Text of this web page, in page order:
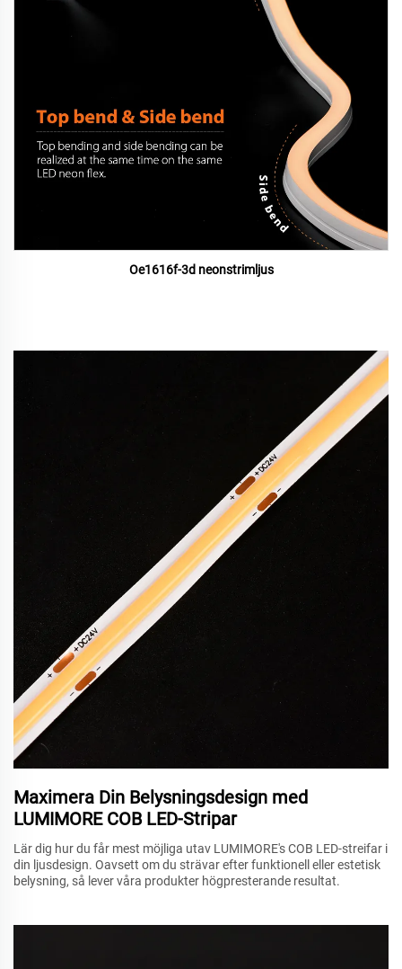
Oe1616f-3d neonstrimljus
Maximera Din Belysningsdesign med
LUMIMORE COB LED-Stripar
Lär dig hur du får mest möjliga utav LUMIMORE's COB LED-streifar i
din ljusdesign. Oavsett om du strävar efter funktionell eller estetisk
belysning, så lever våra produkter högpresterande resultat.